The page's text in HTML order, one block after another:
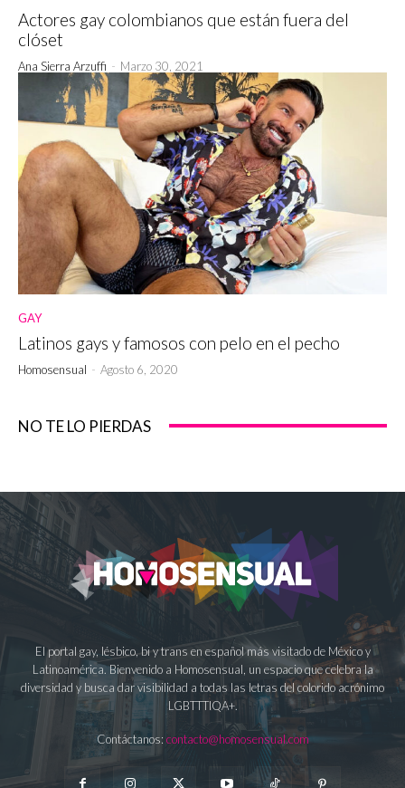
Actores gay colombianos que están fuera del
clóset
Ana Sierra Arzuffi - Marzo 30, 2021
GAY
Latinos gays y famosos con pelo en el pecho
Homosensual - Agosto 6, 2020
NO TE LO PIERDAS
El portal gay, lésbico, bi y trans en español más visitado de México y
Latinoamérica. Bienvenido a Homosensual, un espacio que celebra la
diversidad y busca dar visibilidad a todas las letras del colorido acrónimo
LGBTTTIQA+.
Contáctanos: contacto@homosensual.com